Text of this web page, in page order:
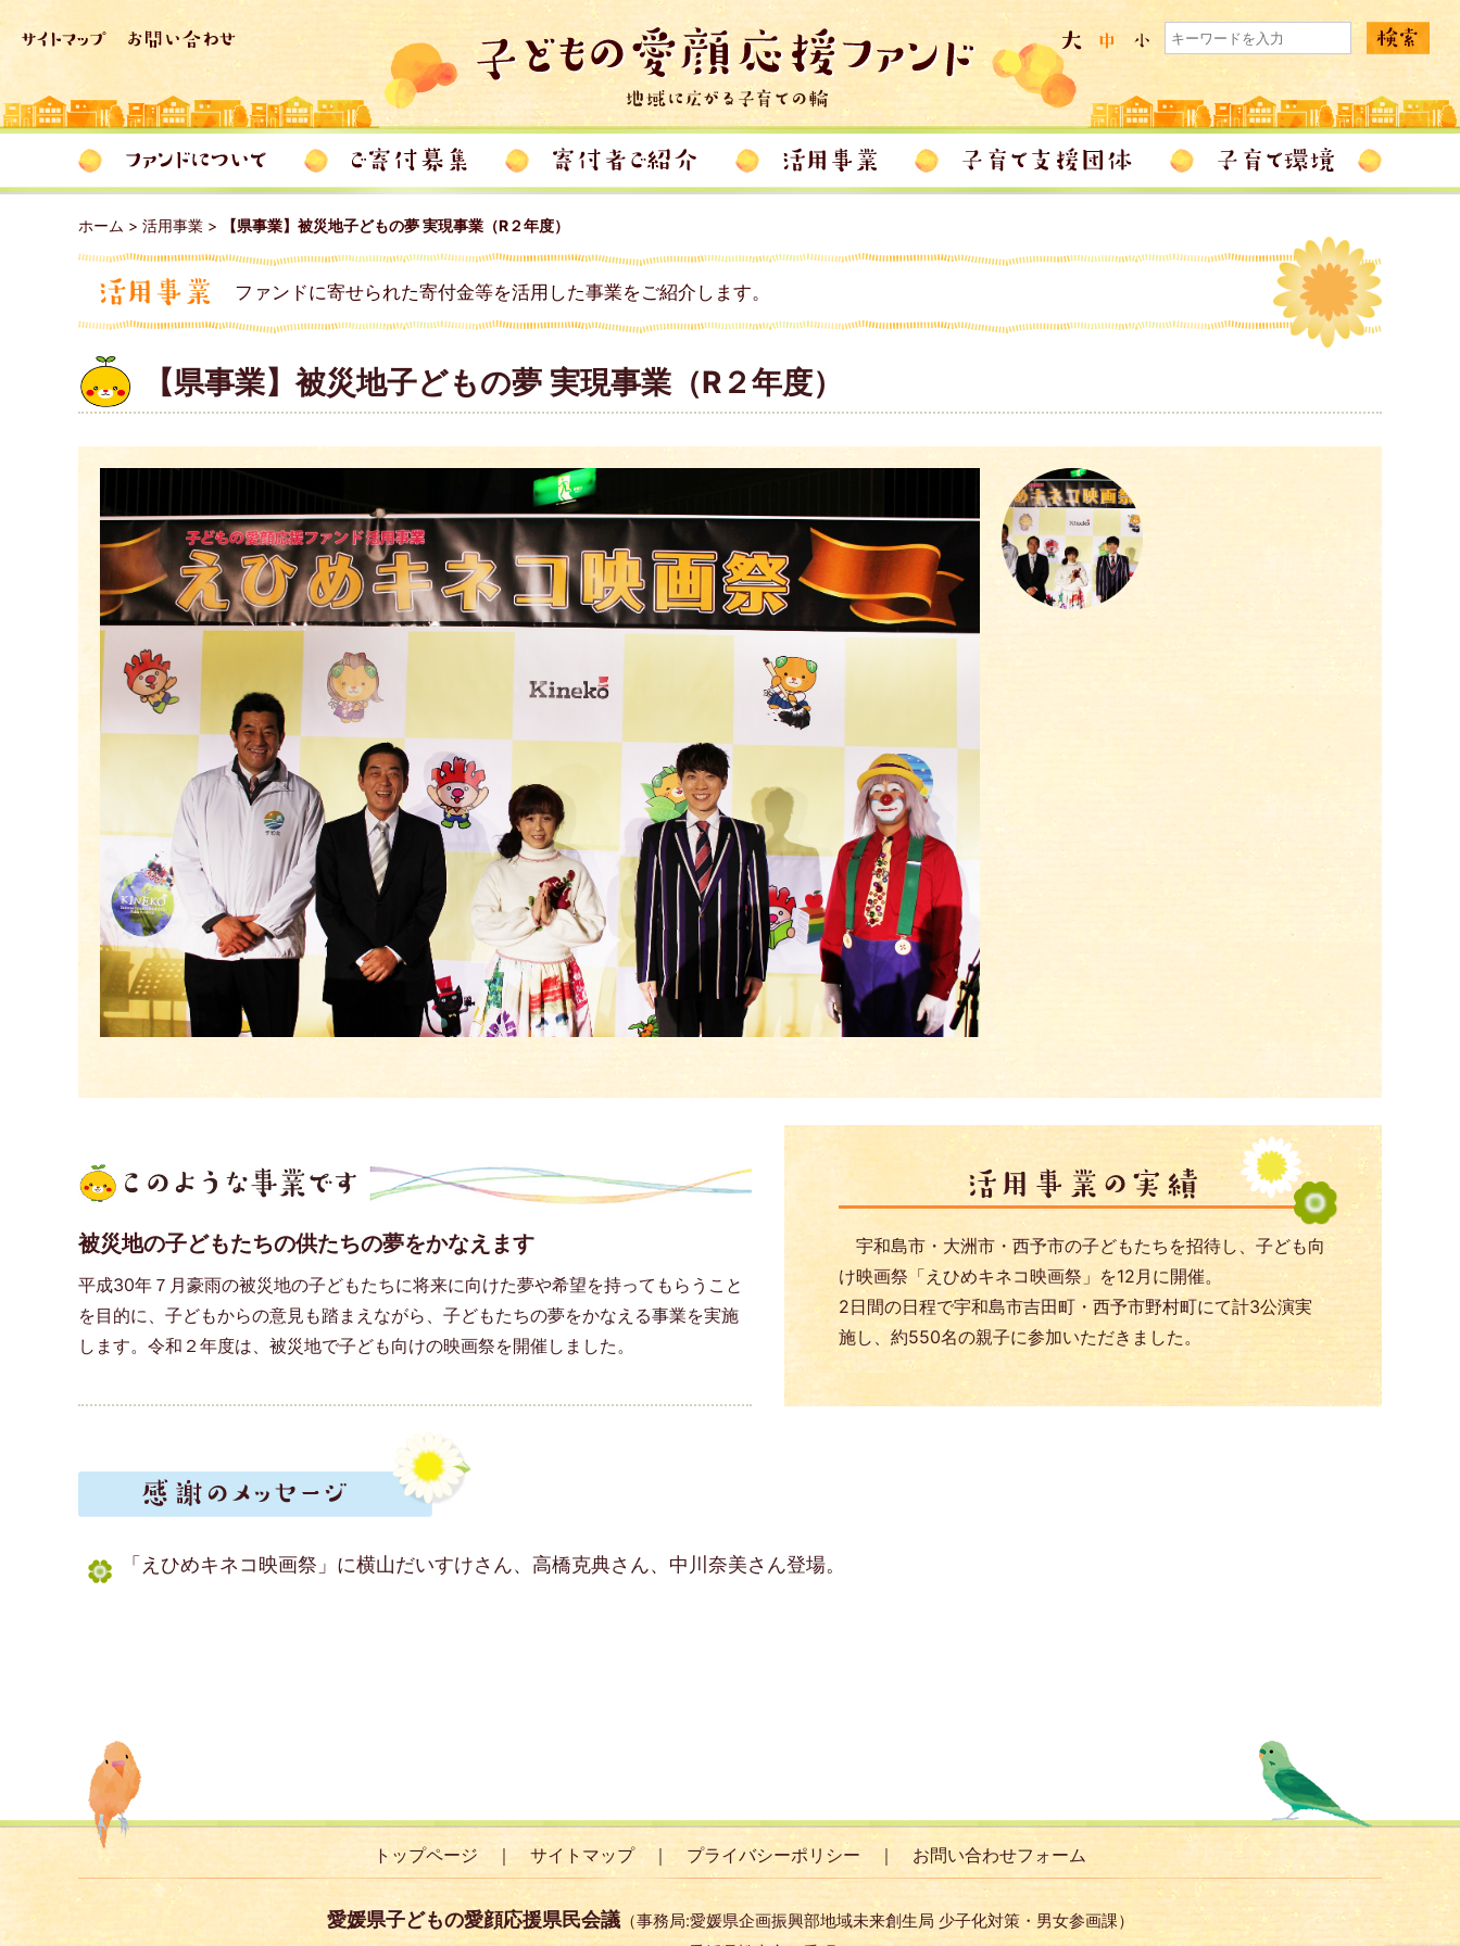
ホーム > 活用事業 > 【県事業】被災地子どもの夢 実現事業（R２年度）
ファンドに寄せられた寄付金等を活用した事業をご紹介します。
【県事業】被災地子どもの夢 実現事業（R２年度）
被災地の子どもたちの供たちの夢をかなえます
平成30年７月豪雨の被災地の子どもたちに将来に向けた夢や希望を持ってもらうこと
を目的に、子どもからの意見も踏まえながら、子どもたちの夢をかなえる事業を実施
します。令和２年度は、被災地で子ども向けの映画祭を開催しました。
宇和島市・大洲市・西予市の子どもたちを招待し、子ども向
け映画祭「えひめキネコ映画祭」を12月に開催。
2日間の日程で宇和島市吉田町・西予市野村町にて計3公演実
施し、約550名の親子に参加いただきました。
「えひめキネコ映画祭」に横山だいすけさん、高橋克典さん、中川奈美さん登場。
トップページ サイトマップ プライバシーポリシー お問い合わせフォーム
愛媛県子どもの愛顔応援県民会議（事務局:愛媛県企画振興部地域未来創生局 少子化対策・男女参画課）